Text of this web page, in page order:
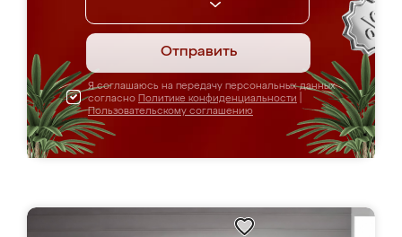
Отправить
Я соглашаюсь на передачу персональных данных
согласно Политике конфиденциальности
Пользовательскому соглашению